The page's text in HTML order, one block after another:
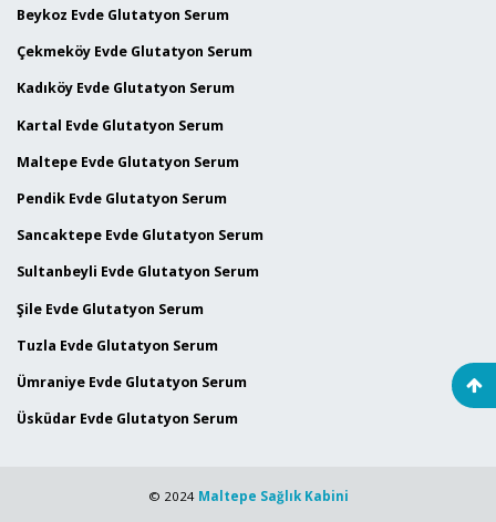
Beykoz Evde Glutatyon Serum
Çekmeköy Evde Glutatyon Serum
Kadıköy Evde Glutatyon Serum
Kartal Evde Glutatyon Serum
Maltepe Evde Glutatyon Serum
Pendik Evde Glutatyon Serum
Sancaktepe Evde Glutatyon Serum
Sultanbeyli Evde Glutatyon Serum
Şile Evde Glutatyon Serum
Tuzla Evde Glutatyon Serum
Ümraniye Evde Glutatyon Serum
Üsküdar Evde Glutatyon Serum
© 2024 Maltepe Sağlık Kabini